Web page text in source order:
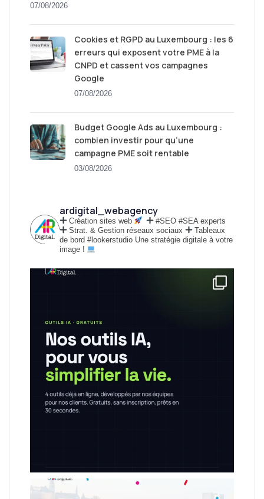
07/08/2026
Cookies et RGPD au Luxembourg : les 6
erreurs qui exposent votre PME à la
CNPD et cassent vos campagnes
Google
07/08/2026
Budget Google Ads au Luxembourg :
combien investir pour qu’une
campagne PME soit rentable
03/08/2026
ardigital_webagency
Création sites web
#SEO #SEA experts
Strat. & Gestion réseaux sociaux
Tableaux
de bord #lookerstudio Une stratégie digitale à votre
image !